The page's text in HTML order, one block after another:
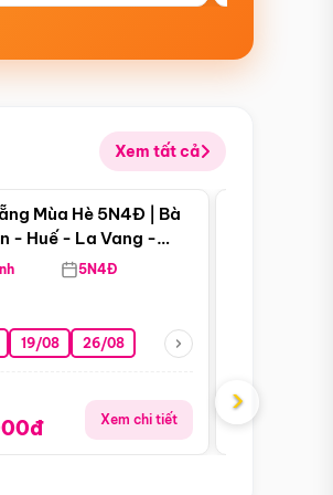
Xem tất cả
09/09 12/09
Điểm nổi bật
Mùa Hè 5N4Đ | Bà
- Huế - La Vang -
Đường 5N4Đ
19/08 26/08
Xem chi tiết
Giá từ:
›